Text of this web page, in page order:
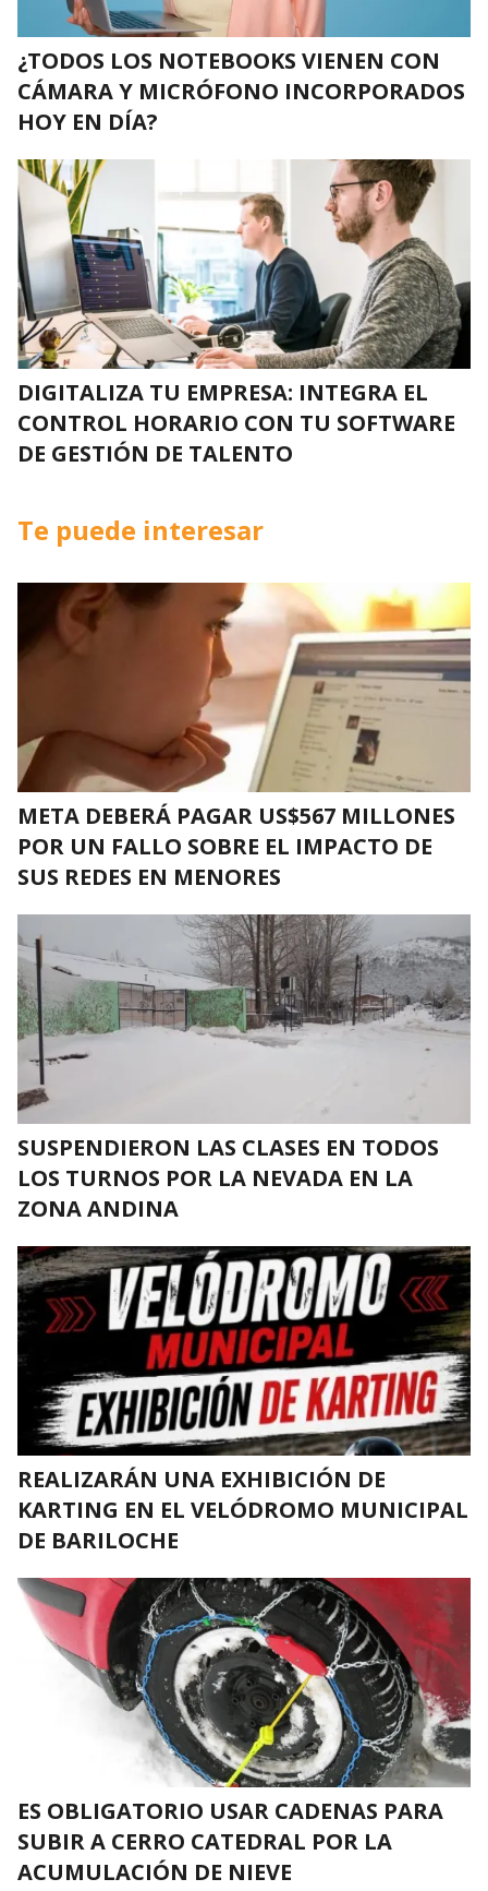
¿TODOS LOS NOTEBOOKS VIENEN CON
CÁMARA Y MICRÓFONO INCORPORADOS
HOY EN DÍA?
DIGITALIZA TU EMPRESA: INTEGRA EL
CONTROL HORARIO CON TU SOFTWARE
DE GESTIÓN DE TALENTO
Te puede interesar
META DEBERÁ PAGAR US$567 MILLONES
POR UN FALLO SOBRE EL IMPACTO DE
SUS REDES EN MENORES
SUSPENDIERON LAS CLASES EN TODOS
LOS TURNOS POR LA NEVADA EN LA
ZONA ANDINA
REALIZARÁN UNA EXHIBICIÓN DE
KARTING EN EL VELÓDROMO MUNICIPAL
DE BARILOCHE
ES OBLIGATORIO USAR CADENAS PARA
SUBIR A CERRO CATEDRAL POR LA
ACUMULACIÓN DE NIEVE